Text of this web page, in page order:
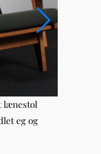
lænestol
eg og